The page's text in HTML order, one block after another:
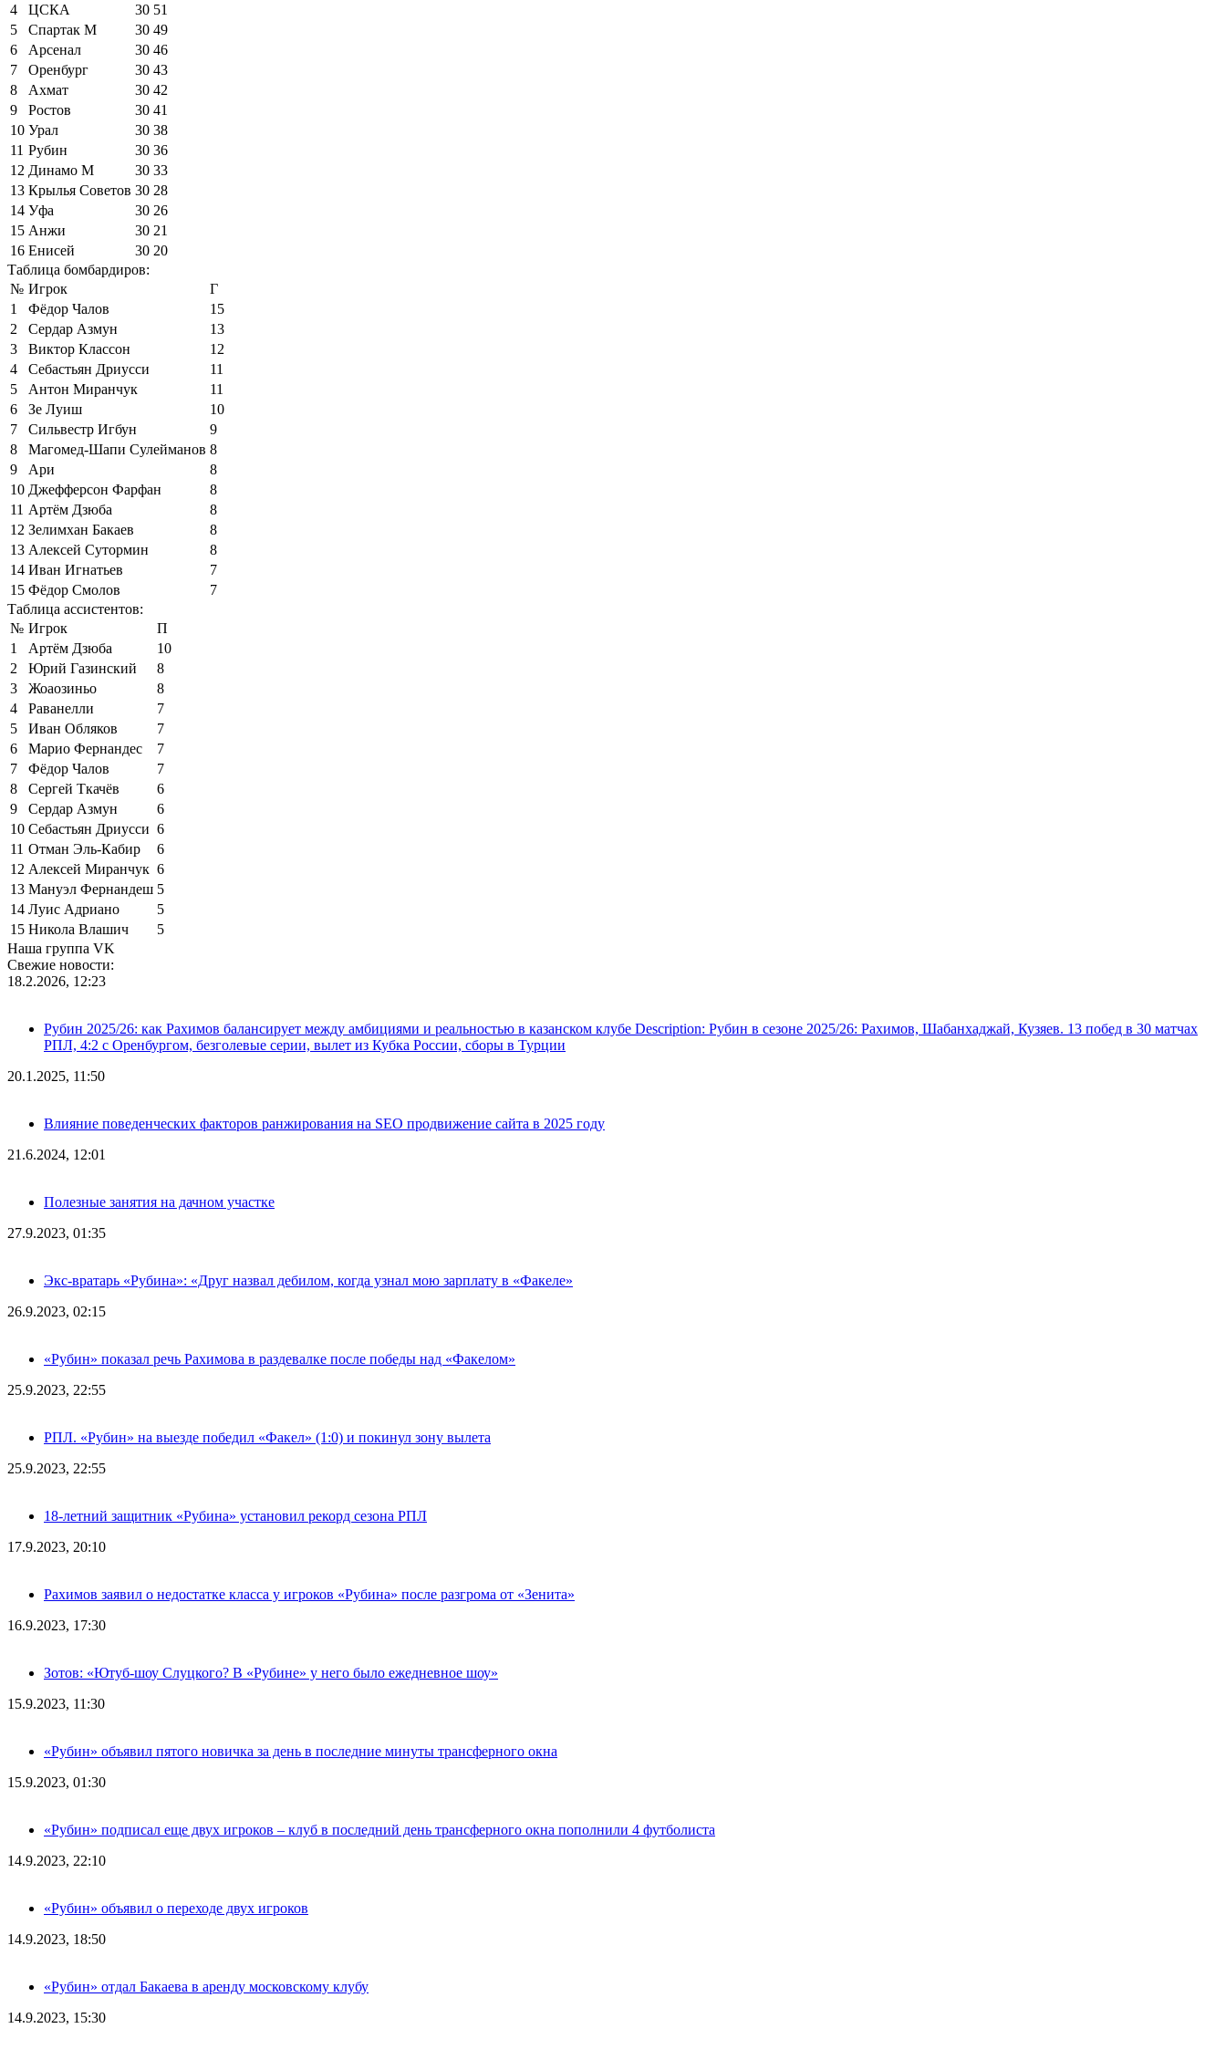
4
ЦСКА 30 51
5
Спартак М 30 49
6
Арсенал 30 46
7
Оренбург 30 43
8
Ахмат 30 42
9
Ростов 30 41
10 Урал 30 38
11 Рубин 30 36
12 Динамо М 30 33
13 Крылья Советов 30 28
14 Уфа 30 26
15 Анжи 30 21
16 Енисей 30 20
Таблица бомбардиров:
№ Игрок
Г
1
Фёдор Чалов
15
2
Сердар Азмун
13
3
Виктор Классон
12
4
Себастьян Дриусси
11
5
Антон Миранчук
11
6
Зе Луиш
10
7
Сильвестр Игбун
9
8
Магомед-Шапи Сулейманов 8
9
Ари
8
10 Джефферсон Фарфан
8
11 Артём Дзюба
8
12 Зелимхан Бакаев
8
13 Алексей Сутормин
8
14 Иван Игнатьев
7
15 Фёдор Смолов
7
Таблица ассистентов:
№ Игрок
П
1
Артём Дзюба
10
2
Юрий Газинский
8
3
Жоаозиньо
8
4
Раванелли
7
5
Иван Обляков
7
6
Марио Фернандес
7
7
Фёдор Чалов
7
8
Сергей Ткачёв
6
9
Сердар Азмун
6
10 Себастьян Дриусси 6
11 Отман Эль-Кабир
6
12 Алексей Миранчук 6
13 Мануэл Фернандеш 5
14 Луис Адриано
5
15 Никола Влашич
5
Наша группа VK
Свежие новости:
18.2.2026, 12:23
Рубин 2025/26: как Рахимов балансирует между амбициями и реальностью в казанском клубе Description: Рубин в сезоне 2025/26: Рахимов, Шабанхаджай, Кузяев. 13 побед в 30 матчах
РПЛ, 4:2 с Оренбургом, безголевые серии, вылет из Кубка России, сборы в Турции
20.1.2025, 11:50
Влияние поведенческих факторов ранжирования на SEO продвижение сайта в 2025 году
21.6.2024, 12:01
Полезные занятия на дачном участке
27.9.2023, 01:35
Экс-вратарь «Рубина»: «Друг назвал дебилом, когда узнал мою зарплату в «Факеле»
26.9.2023, 02:15
«Рубин» показал речь Рахимова в раздевалке после победы над «Факелом»
25.9.2023, 22:55
РПЛ. «Рубин» на выезде победил «Факел» (1:0) и покинул зону вылета
25.9.2023, 22:55
18-летний защитник «Рубина» установил рекорд сезона РПЛ
17.9.2023, 20:10
Рахимов заявил о недостатке класса у игроков «Рубина» после разгрома от «Зенита»
16.9.2023, 17:30
Зотов: «Ютуб-шоу Слуцкого? В «Рубине» у него было ежедневное шоу»
15.9.2023, 11:30
«Рубин» объявил пятого новичка за день в последние минуты трансферного окна
15.9.2023, 01:30
«Рубин» подписал еще двух игроков – клуб в последний день трансферного окна пополнили 4 футболиста
14.9.2023, 22:10
«Рубин» объявил о переходе двух игроков
14.9.2023, 18:50
«Рубин» отдал Бакаева в аренду московскому клубу
14.9.2023, 15:30